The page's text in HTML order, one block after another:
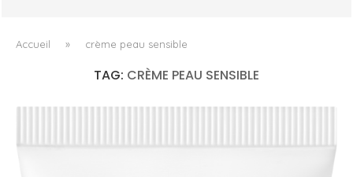
Accueil » crème peau sensible
TAG: CRÈME PEAU SENSIBLE